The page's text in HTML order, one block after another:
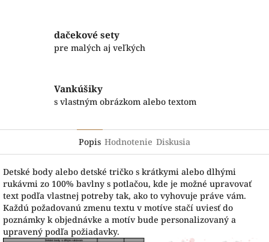
dačekové sety
pre malých aj veľkých
Vankúšiky
s vlastným obrázkom alebo textom
Popis Hodnotenie Diskusia
Detské body alebo detské tričko s krátkymi alebo dlhými
rukávmi zo 100% bavlny s potlačou, kde je možné upravovať
text podľa vlastnej potreby tak, ako to vyhovuje práve vám.
Každú požadovanú zmenu textu v motíve stačí uviesť do
poznámky k objednávke a motív bude personalizovaný a
upravený podľa požiadavky.